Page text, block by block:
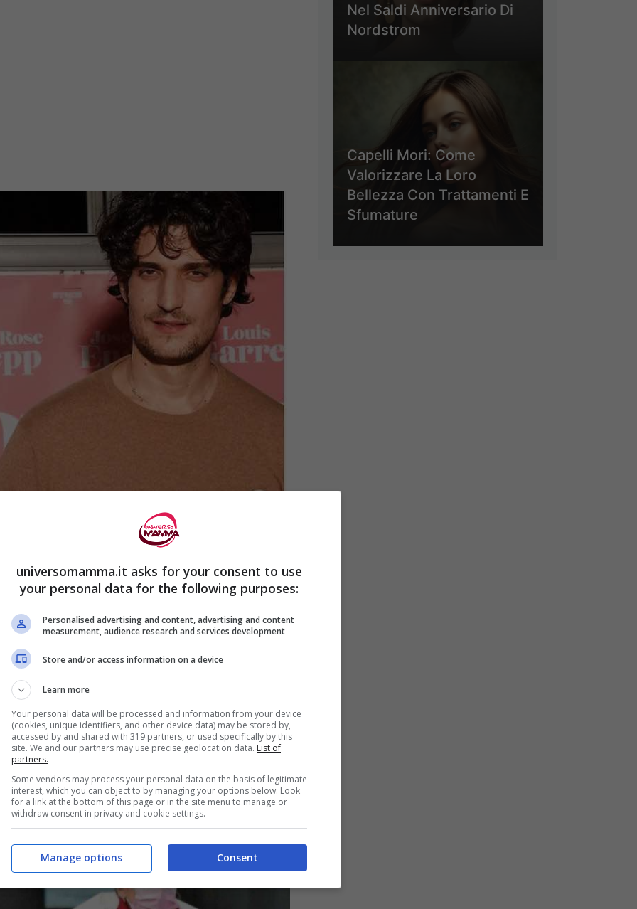
Casta
l’attrice si stava recando al Conservatorio
della figlia maggiore Sahteene.
Nel Saldi Anniversario Di
Nordstrom
Capelli Mori: Come
Valorizzare La Loro
Bellezza Con Trattamenti E
Sfumature
universomamma.it asks for your consent to use
your personal data for the following purposes:
Personalised advertising and content, advertising and content
measurement, audience research and services development
Store and/or access information on a device
Learn more
Your personal data will be processed and information from your device
(cookies, unique identifiers, and other device data) may be stored by,
accessed by and shared with 319 partners, or used specifically by this
site. We and our partners may use precise geolocation data. List of
partners.
Some vendors may process your personal data on the basis of legitimate
interest, which you can object to by managing your options below. Look
for a link at the bottom of this page or in the site menu to manage or
withdraw consent in privacy and cookie settings.
Consent
Manage options